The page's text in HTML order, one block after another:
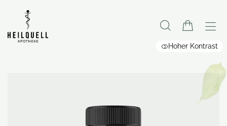
Hoher Kontrast